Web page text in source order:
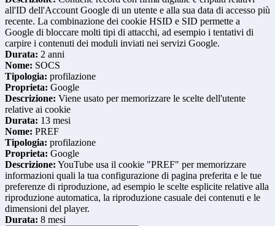
all'ID dell'Account Google di un utente e alla sua data di accesso più
recente. La combinazione dei cookie HSID e SID permette a
Google di bloccare molti tipi di attacchi, ad esempio i tentativi di
carpire i contenuti dei moduli inviati nei servizi Google.
Durata: 2 anni
Nome: SOCS
Tipologia: profilazione
Proprieta: Google
Descrizione: Viene usato per memorizzare le scelte dell'utente
relative ai cookie
Durata: 13 mesi
Nome: PREF
Tipologia: profilazione
Proprieta: Google
Descrizione: YouTube usa il cookie "PREF" per memorizzare
informazioni quali la tua configurazione di pagina preferita e le tue
preferenze di riproduzione, ad esempio le scelte esplicite relative alla
riproduzione automatica, la riproduzione casuale dei contenuti e le
dimensioni del player.
Durata: 8 mesi